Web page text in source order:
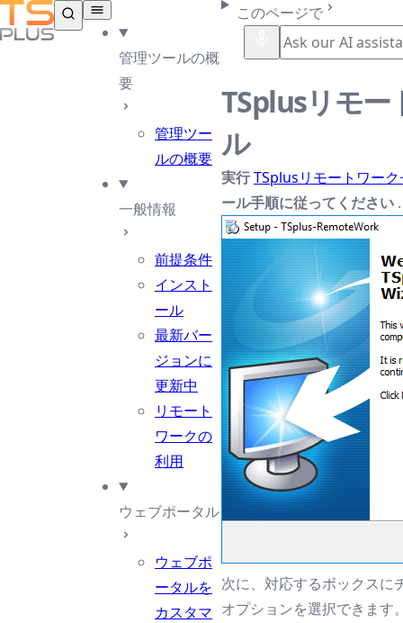
TSplus ドキュメンテーション ®
管理ツールの概
要
管理ツー
ルの概要
一般情報
前提条件
インスト
ール
最新バー
ジョンに
更新中
リモート
ワークの
利用
ウェブポータル
ウェブポ
ータルを
カスタマ
このページで
TSplusリモー
ル
実行TSplusリモートワー
ール手順に従ってください .
次に、対応するボックスに
オプションを選択できます